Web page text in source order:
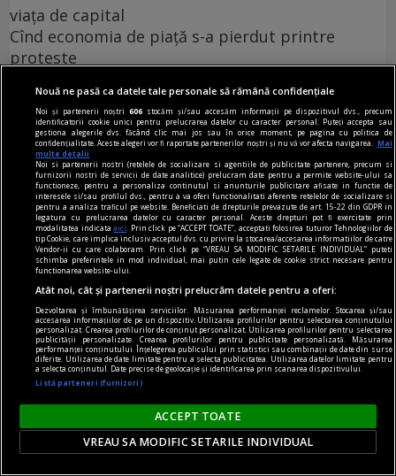
viața de capital
Cînd economia de piață s-a pierdut printre
proteste
principiilor economiei de piață și cele privind
funcționarea Uniunii Europene?
Constantin RUDNIŢCHI
De ce n-avea Navalnîi șapcă?
Dar trebuie să îi dăm societății ruse credit că
Nouă ne pasă ca datele tale personale să rămână confidențiale
Noi și partenerii noștri606 stocăm și/sau accesăm informații pe dispozitivul dvs., precum
identificatorii cookie unici pentru prelucrarea datelor cu caracter personal. Puteți accepta sau
gestiona alegerile dvs. făcând clic mai jos sau în orice moment, pe pagina cu politica de
confidențialitate. Aceste alegeri vor fi raportate partenerilor noștri și nu vă vor afecta navigarea.
Mai
multe detalii
Noi si partenerii nostri (retelele de socializare si agentiile de publicitate partenere, precum si
furnizorii nostri de servicii de date analitice) prelucram date pentru a permite website-ului sa
functioneze, pentru a personaliza continutul si anunturile publicitare afisate in functie de
interesele si/sau profilul dvs., pentru a va oferi functionalitati aferente retelelor de socializare si
pentru a analiza traficul pe website. Beneficiati de drepturile prevazute de art. 15-22 din GDPR in
legatura cu prelucrarea datelor cu caracter personal. Aceste drepturi pot fi exercitate prin
modalitatea indicataaici
. Prin click pe “ACCEPT TOATE”, acceptati folosirea tuturor Tehnologiilor de
tip Cookie, care implica inclusiv acceptul dvs. cu privire la stocarea/accesarea informatiilor de catre
Vendor-ii cu care colaboram. Prin click pe “VREAU SA MODIFIC SETARILE INDIVIDUAL” puteti
schimba preferintele in mod individual, mai putin cele legate de cookie strict necesare pentru
functionarea website-ului.
Atât noi, cât și partenerii noștri prelucrăm datele pentru a oferi:
Dezvoltarea și îmbunătățirea serviciilor. Măsurarea performanței reclamelor. Stocarea și/sau
accesarea informațiilor de pe un dispozitiv. Utilizarea profilurilor pentru selectarea conținutului
personalizat. Crearea profilurilor de conținut personalizat. Utilizarea profilurilor pentru selectarea
publicității personalizate. Crearea profilurilor pentru publicitate personalizată. Măsurarea
performanței conținutului. Înțelegerea publicului prin statistici sau combinații de date din surse
diferite. Utilizarea de date limitate pentru a selecta publicitatea. Utilizarea datelor limitate pentru
a selecta conținutul. Date precise de geolocație și identificarea prin scanarea dispozitivului.
Listă parteneri (furnizori)
ACCEPT TOATE
VREAU SA MODIFIC SETARILE INDIVIDUAL